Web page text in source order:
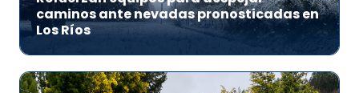
caminos ante nevadas pronosticadas en
Los Ríos